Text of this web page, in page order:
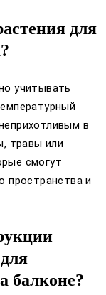
для
учитывать
в
травы или
смогут
пространства и
балконе?